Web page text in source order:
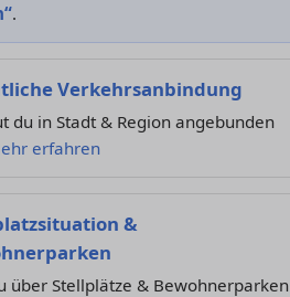
.
Verkehrsanbindung
du in Stadt & Region angebunden
erfahren
&
über Stellplätze & Bewohnerparken